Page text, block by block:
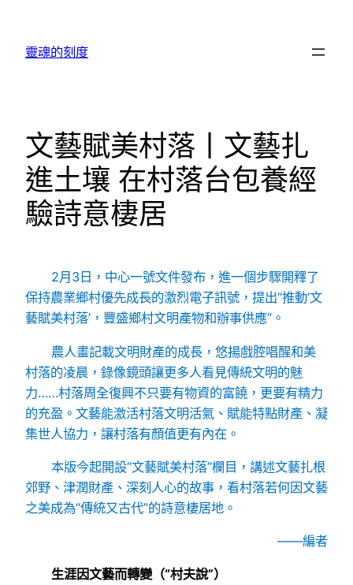
靈魂的刻度
文藝賦美村落丨文藝扎
進土壤 在村落台包養經
驗詩意棲居
2月3日，中心一號文件發布，進一個步驟開釋了
保持農業鄉村優先成長的激烈電子訊號，提出“推動‘文
藝賦美村落’，豐盛鄉村文明產物和辦事供應”。
農人畫記載文明財產的成長，悠揚戲腔唱醒和美
村落的凌晨，錄像鏡頭讓更多人看見傳統文明的魅
力……村落周全復興不只要有物資的富饒，更要有精力
的充盈。文藝能激活村落文明活氣、賦能特點財產、凝
集世人協力，讓村落有顏值更有內在。
本版今起開設“文藝賦美村落”欄目，講述文藝扎根
郊野、津潤財產、深刻人心的故事，看村落若何因文藝
之美成為“傳統又古代”的詩意棲居地。
——編者
生涯因文藝而轉變（“村夫說”）